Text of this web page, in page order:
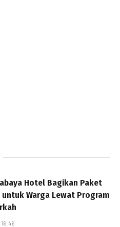
Hotel Bagikan Paket
untuk Warga Lewat Program